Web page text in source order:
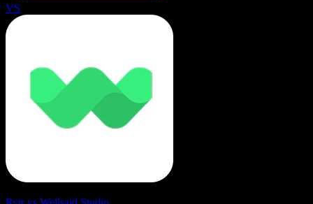
VS